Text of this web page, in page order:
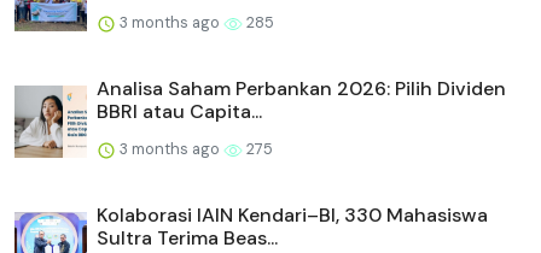
3 months ago 285
Analisa Saham Perbankan 2026: Pilih Dividen
BBRI atau Capita...
3 months ago 275
Kolaborasi IAIN Kendari–BI, 330 Mahasiswa
Sultra Terima Beas...